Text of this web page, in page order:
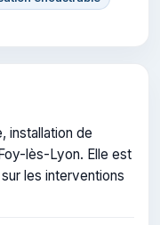
installation de
lès-Lyon. Elle est
les interventions